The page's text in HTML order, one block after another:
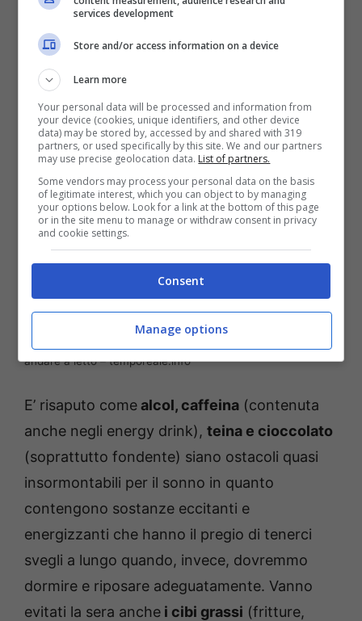
sonno o possono disturbarlo nelle fasi più
profonde a causa del possibile effetto
diuretico con la conseguente necessità di
svegliarsi e andare in bagno.
andare a letto – temporeale.info
E’ risaputo comealcol, caffeina (contenuta
anche negli energy drink), teina e cioccolato
(soprattutto fondente) siano ostacoli quasi
insormontabili per il sonno in quanto
contengono sostanze eccitanti e
energizzanti che hanno il pregio di tenerci
svegli a lungo quando, invece, dovremmo
dormire e riposare adeguatamente. Vanno
evitati la sera anche i cibi grassi (fritture,
services development
Store and/or access information on a device
Learn more
Your personal data will be processed and information from
your device (cookies, unique identifiers, and other device
data) may be stored by, accessed by and shared with 319
partners, or used specifically by this site. We and our partners
may use precise geolocation data. List of partners.
Some vendors may process your personal data on the basis
of legitimate interest, which you can object to by managing
your options below. Look for a link at the bottom of this page
or in the site menu to manage or withdraw consent in privacy
and cookie settings.
Consent
Manage options